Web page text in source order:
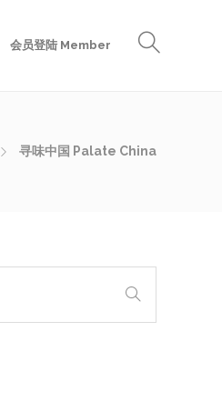
会员登陆 Member
寻味中国 Palate China